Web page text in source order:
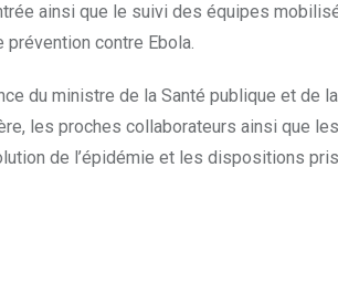
ainsi que le suivi des équipes
contre Ebola.
du ministre de la Santé publique et de
les proches collaborateurs ainsi que
de l’épidémie et les dispositions